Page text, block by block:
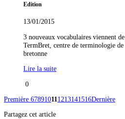
Edition
13/01/2015
3 nouveaux vocabulaires viennent
TermBret, centre de terminologie
bretonne
Lire la suite
0
Première 678910111213141516Dernière
Partagez cet article